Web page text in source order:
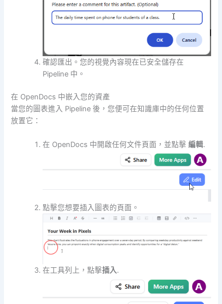
確認匯出。您的視覺內容現在已安全儲存在
Pipeline 中。
在 OpenDocs 中嵌入您的資產
當您的圖表進入 Pipeline 後，您便可在知識庫中的任何位置
放置它：
在 OpenDocs 中開啟任何文件頁面，並點擊編輯.
點擊您想要插入圖表的頁面。
在工具列上，點擊插入.